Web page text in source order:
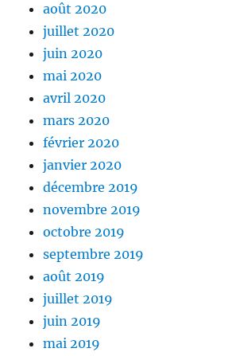
août 2020
juillet 2020
juin 2020
mai 2020
avril 2020
mars 2020
février 2020
janvier 2020
décembre 2019
novembre 2019
octobre 2019
septembre 2019
août 2019
juillet 2019
juin 2019
mai 2019